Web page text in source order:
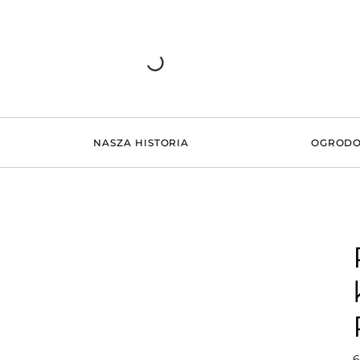
NASZA HISTORIA